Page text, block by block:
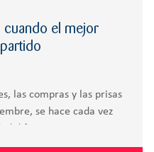
cuando el mejor
las compras y las prisas
se hace cada vez
en lo verdaderamente